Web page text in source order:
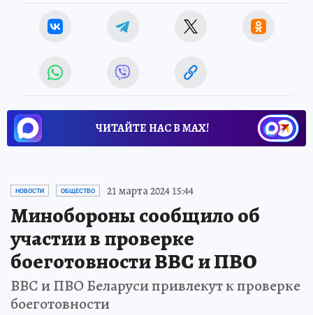
ЧИТАЙТЕ НАС В МАХ!
НОВОСТИ ОБЩЕСТВО 21 марта 2024 15:44
Минобороны сообщило об
участии в проверке
боеготовности ВВС и ПВО
ВВС и ПВО Беларуси привлекут к проверке
боеготовности